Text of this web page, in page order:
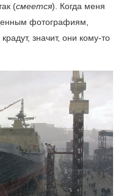
(смеется). Когда меня
фотографиям,
значит, они кому-то